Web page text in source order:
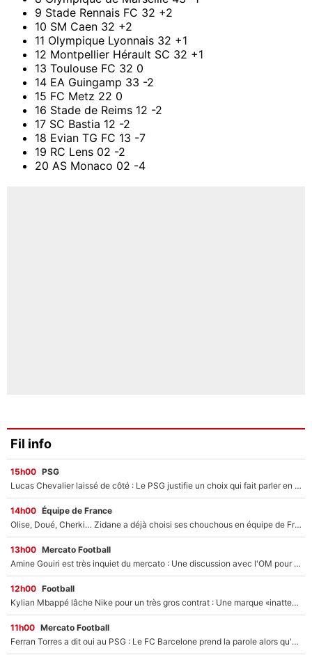
9 Stade Rennais FC 32 +2
10 SM Caen 32 +2
11 Olympique Lyonnais 32 +1
12 Montpellier Hérault SC 32 +1
13 Toulouse FC 32 0
14 EA Guingamp 33 -2
15 FC Metz 22 0
16 Stade de Reims 12 -2
17 SC Bastia 12 -2
18 Evian TG FC 13 -7
19 RC Lens 02 -2
20 AS Monaco 02 -4
Fil info
15h00 PSG
Lucas Chevalier laissé de côté : Le PSG justifie un choix qui fait parler en plein mercato
14h00 Équipe de France
Olise, Doué, Cherki… Zidane a déjà choisi ses chouchous en équipe de France ? L’IA annonce des surprises sans Kylian Mbappé !
13h00 Mercato Football
Amine Gouiri est très inquiet du mercato : Une discussion avec l'OM pour acter son transfert !
12h00 Football
Kylian Mbappé lâche Nike pour un très gros contrat : Une marque «inattendue» va frapper très fort
11h00 Mercato Football
Ferran Torres a dit oui au PSG : Le FC Barcelone prend la parole alors qu'un transfert de l'attaquant espagnol prend forme